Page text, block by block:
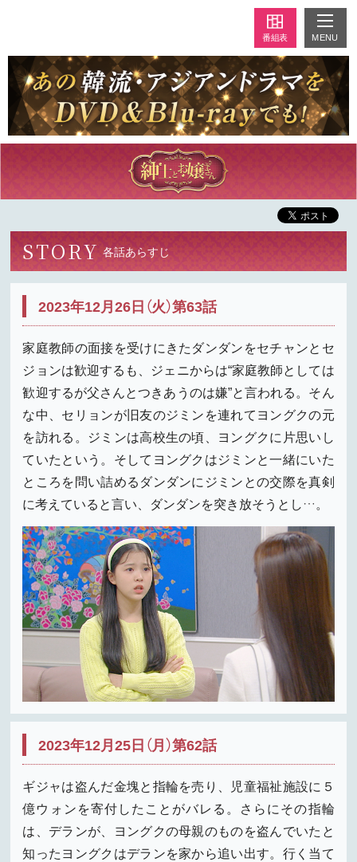
番組表 MENU
STORY 各話あらすじ
2023年12月26日（火）第63話
家庭教師の面接を受けにきたダンダンをセチャンとセ
ジョンは歓迎するも、ジェニからは“家庭教師としては
歓迎するが父さんとつきあうのは嫌”と言われる。そん
な中、セリョンが旧友のジミンを連れてヨングクの元
を訪れる。ジミンは高校生の頃、ヨングクに片思いし
ていたという。そしてヨングクはジミンと一緒にいた
ところを問い詰めるダンダンにジミンとの交際を真剣
に考えていると言い、ダンダンを突き放そうとし…。
2023年12月25日（月）第62話
ギジャは盗んだ金塊と指輪を売り、児童福祉施設に５
億ウォンを寄付したことがバレる。さらにその指輪
は、デランが、ヨングクの母親のものを盗んでいたと
知ったヨングクはデランを家から追い出す。行く当て